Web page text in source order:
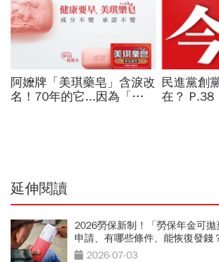
阿嬤牌「美琪藥皂」含淚改
名！70年的它...因為「一
民進黨創
在？ P.38
延伸閱讀
2026勞保新制！「勞保年金可
申請、有哪些條件、能恢復發錢
包 2026-07-03